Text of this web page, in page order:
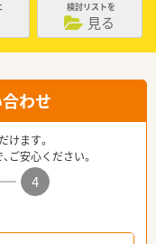
検討リストを
見る
わせ
けます。
ご安心ください。
4